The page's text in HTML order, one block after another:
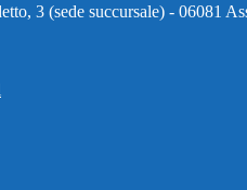
3 (sede succursale) - 06081